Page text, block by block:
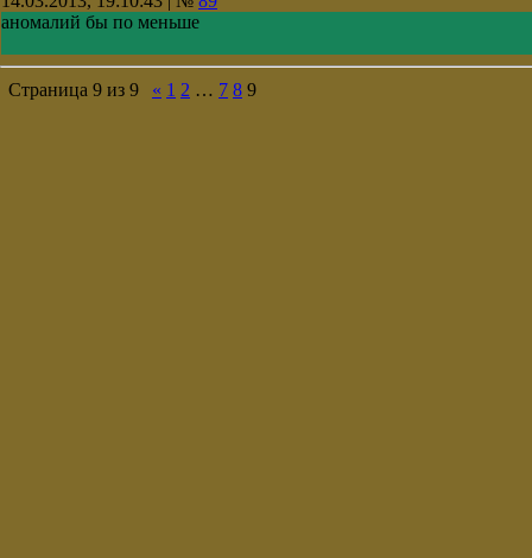
аномалий бы по меньше
Страница 9 из 9 « 1 2 … 7 8 9